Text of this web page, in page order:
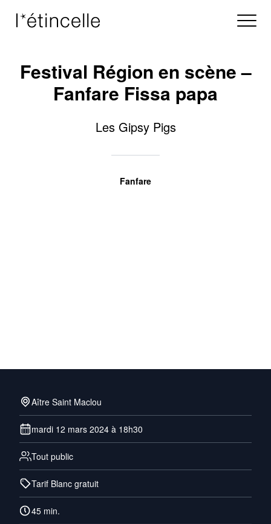
Festival Région en scène –
Fanfare Fissa papa
Les Gipsy Pigs
Fanfare
Aître Saint Maclou
mardi 12 mars 2024 à 18h30
Tout public
Tarif Blanc gratuit
45 min.